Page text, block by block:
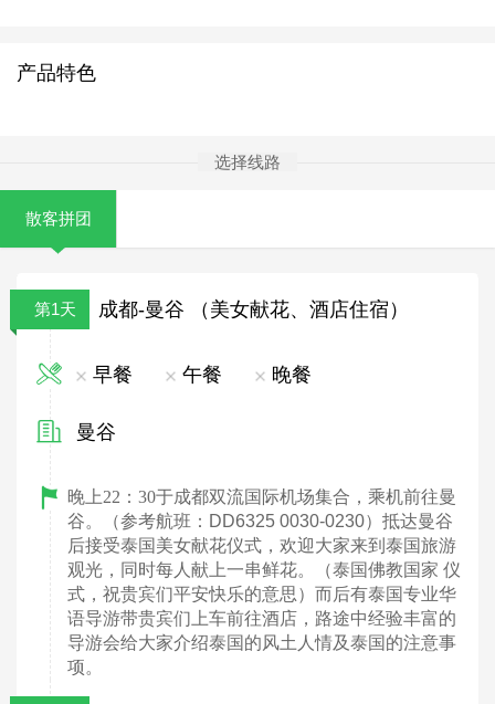
产品特色
选择线路
散客拼团
第1天 成都-曼谷 （美女献花、酒店住宿）
早餐 午餐 晚餐
曼谷
晚上22 ： 30于成都双流国际机场集合，乘机前往曼
谷。（参考航班：DD6325 0030-0230）抵达曼谷
后接受泰国美女献花仪式，欢迎大家来到泰国旅游
观光，同时每人献上一串鲜花。（泰国佛教国家 仪
式，祝贵宾们平安快乐的意思）而后有泰国专业华
语导游带贵宾们上车前往酒店，路途中经验丰富的
导游会给大家介绍泰国的风土人情及泰国的注意事
项。